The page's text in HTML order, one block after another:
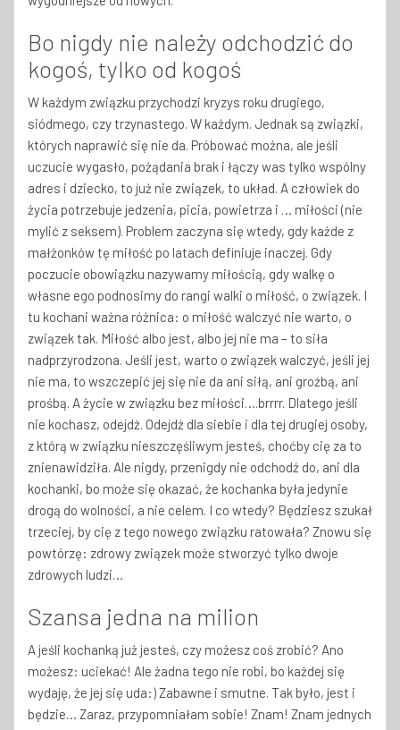
Bo nigdy nie należy odchodzić do
kogoś, tylko od kogoś
W każdym związku przychodzi kryzys roku drugiego,
siódmego, czy trzynastego. W każdym. Jednak są związki,
których naprawić się nie da. Próbować można, ale jeśli
uczucie wygasło, pożądania brak i łączy was tylko wspólny
adres i dziecko, to już nie związek, to układ. A człowiek do
życia potrzebuje jedzenia, picia, powietrza i … miłości (nie
mylić z seksem). Problem zaczyna się wtedy, gdy każde z
małżonków tę miłość po latach definiuje inaczej. Gdy
poczucie obowiązku nazywamy miłością, gdy walkę o
własne ego podnosimy do rangi walki o miłość, o związek. I
tu kochani ważna różnica: o miłość walczyć nie warto, o
związek tak. Miłość albo jest, albo jej nie ma – to siła
nadprzyrodzona. Jeśli jest, warto o związek walczyć, jeśli jej
nie ma, to wszczepić jej się nie da ani siłą, ani groźbą, ani
prośbą. A życie w związku bez miłości….brrrr. Dlatego jeśli
nie kochasz, odejdź. Odejdź dla siebie i dla tej drugiej osoby,
z którą w związku nieszczęśliwym jesteś, choćby cię za to
znienawidziła. Ale nigdy, przenigdy nie odchodź do, ani dla
kochanki, bo może się okazać, że kochanka była jedynie
drogą do wolności, a nie celem. I co wtedy? Będziesz szukał
trzeciej, by cię z tego nowego związku ratowała? Znowu się
powtórzę: zdrowy związek może stworzyć tylko dwoje
zdrowych ludzi…
Szansa jedna na milion
A jeśli kochanką już jesteś, czy możesz coś zrobić? Ano
możesz: uciekać! Ale żadna tego nie robi, bo każdej się
wydaję, że jej się uda:) Zabawne i smutne. Tak było, jest i
będzie… Zaraz, przypomniałam sobie! Znam! Znam jednych